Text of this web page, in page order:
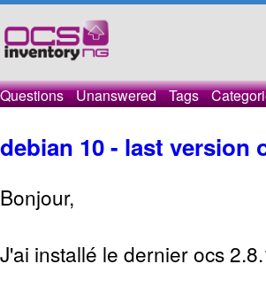
Questions Unanswered Tags
debian 10 - last version
Bonjour,
J'ai installé le dernier ocs